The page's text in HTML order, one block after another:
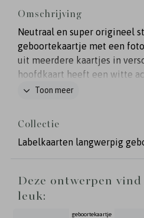
Omschrijving
Neutraal en super origineel
geboortekaartje met een
uit meerdere kaartjes in
hoofdkaart heeft een witte
een formaat van 20x10 cm.
zelf naar wens aanpassen. Er
kaartjes. Je maakt de 3
los bestellen bij de kaarten
de pagina met extra
Wubs - www.anoukwubs.nl
Toon meer
Collectie
Labelkaarten langwerpig
Deze ontwerpen
leuk:
geboortekaartje